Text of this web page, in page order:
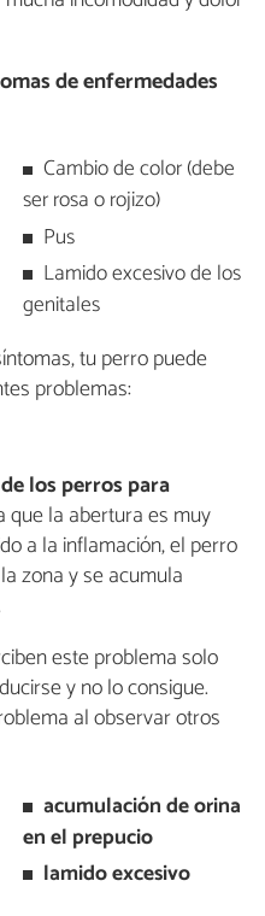
de enfermedades
Cambio de color (debe
ser rosa o rojizo)
Pus
Lamido excesivo de los
genitales
tu perro puede
problemas:
los perros para
que la abertura es muy
a la inflamación, el perro
zona y se acumula
este problema solo
y no lo consigue.
al observar otros
acumulación de orina
en el prepucio
lamido excesivo